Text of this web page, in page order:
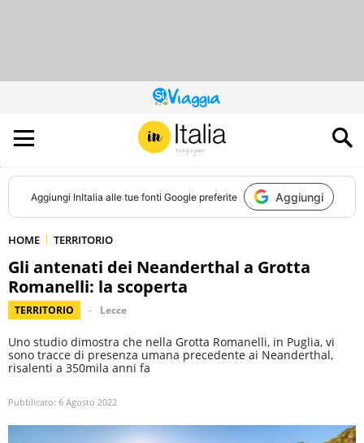
QUESTO
SITO
CONTRIBUISCE
ALL’AUDIENCE
DI
Aggiungi InItalia alle tue fonti Google preferite Aggiungi
HOME TERRITORIO
Gli antenati dei Neanderthal a Grotta
Romanelli: la scoperta
TERRITORIO Lecce
Uno studio dimostra che nella Grotta Romanelli, in Puglia, vi
sono tracce di presenza umana precedente ai Neanderthal,
risalenti a 350mila anni fa
Pubblicato: 6 Agosto 2022